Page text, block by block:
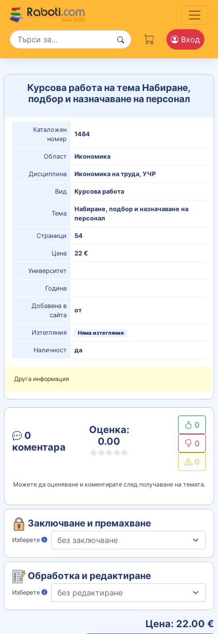
Вход
Курсова работа на тема Набиране,
подбор и назначаване на персонал
Каталожен
номер
1484
Област Икономика
Дисциплина Икономика на труда, УЧР
Вид Курсова работа
Тема
Набиране, подбор и назначаване на
персонал
Страници 54
Цена 22 €
Университет
Година
Добавена в
сайта
от
Изтегляния Няма изтегляния
Наличност да
Друга информация
0
коментара
Оценка:
0.00
0
0
0
Можете да оценяване и коментирате след получаване на темата.
Заключване и премахване
Изберете
Обработка и редактиране
Изберете
Цена: 22.00 €